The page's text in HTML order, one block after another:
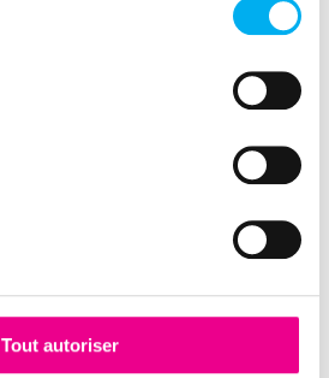
Tout autoriser
(nouvelle fenêtre)
(nouvelle fenêtre)
(nouvelle